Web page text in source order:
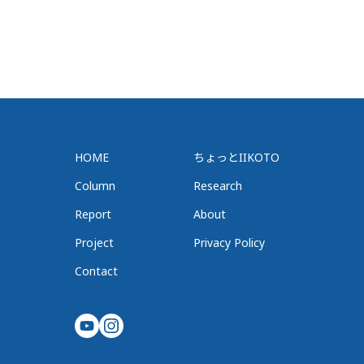
HOME
ちょっとIIKOTO
Column
Research
Report
About
Project
Privacy Policy
Contact